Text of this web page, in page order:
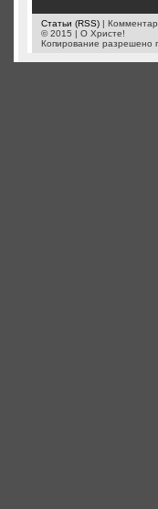
Статьи (RSS) |
© 2015 | О Христе!
Копирование разрешено